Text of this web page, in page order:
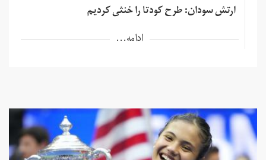
ارتش سودان: طرح کودتا را خنثی کردیم
ادامه...